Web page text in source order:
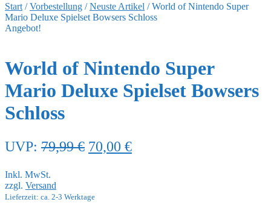
Start /Vorbestellung /Neuste Artikel /World of Nintendo Super
Mario Deluxe Spielset Bowsers Schloss
Angebot!
World of Nintendo Super
Mario Deluxe Spielset Bowsers
Schloss
UVP: 79,99€ Ursprünglicher
79,99 €
70,00 €Aktueller
Inkl. MwSt.
zzgl. Versand
Lieferzeit: ca. 2-3 Werktage